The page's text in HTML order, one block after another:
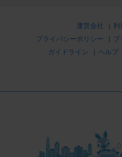
運営会社 | 利
プライバシーポリシー
| プ
ガイドライン
| ヘルプ